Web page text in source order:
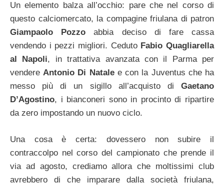
Un elemento balza all’occhio: pare che nel corso di
questo calciomercato, la compagine friulana di patron
Giampaolo Pozzo abbia deciso di fare cassa
vendendo i pezzi migliori. Ceduto Fabio Quagliarella
al Napoli, in trattativa avanzata con il Parma per
vendereAntonio Di Natalee con la Juventus che ha
messo più di un sigillo all’acquisto di Gaetano
D’Agostino, i bianconeri sono in procinto di ripartire
da zero impostando un nuovo ciclo.
Una cosa è certa: dovessero non subire il
contraccolpo nel corso del campionato che prende il
via ad agosto, crediamo allora che moltissimi club
avrebbero di che imparare dalla società friulana,